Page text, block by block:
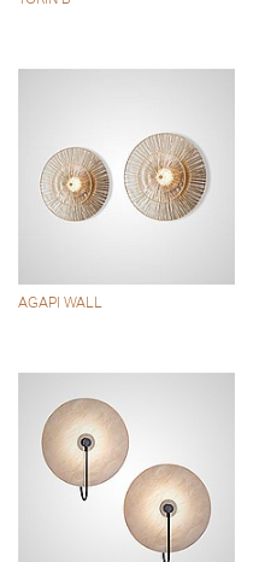
AGAPI WALL